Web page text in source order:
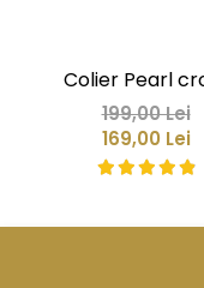
Colier Pearl
199,00 Lei
169,00 Lei